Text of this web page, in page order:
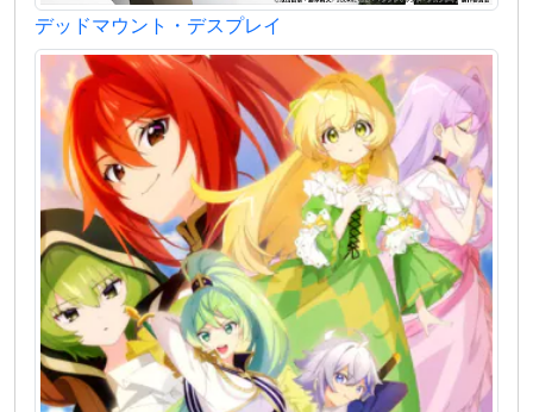
デッドマウント・デスプレイ